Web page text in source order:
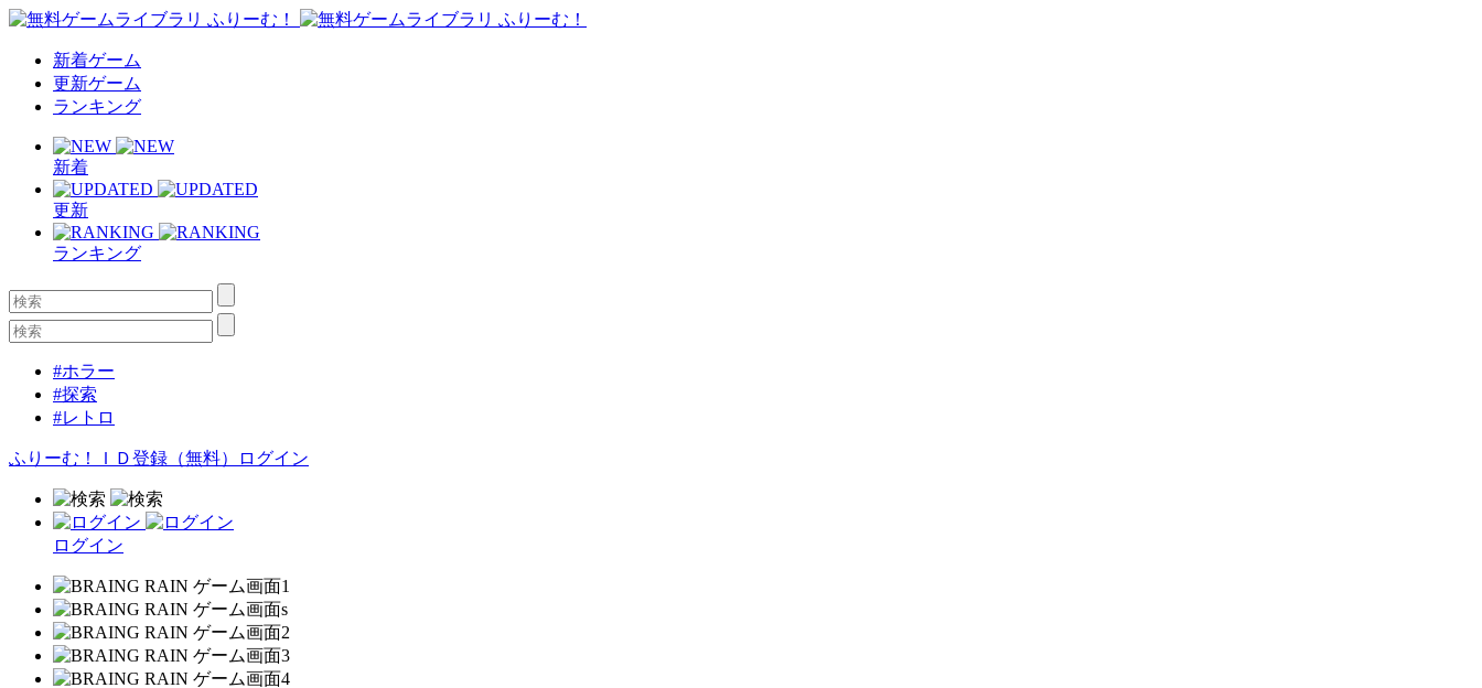
新着ゲーム
更新ゲーム
ランキング
新着
更新
ランキング
#ホラー
#探索
#レトロ
ふりーむ！ＩＤ登録（無料） ログイン
ログイン